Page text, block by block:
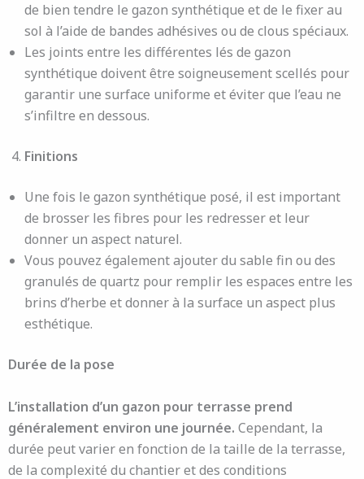
de bien tendre le gazon synthétique et de le fixer au
sol à l’aide de bandes adhésives ou de clous spéciaux.
Les joints entre les différentes lés de gazon
synthétique doivent être soigneusement scellés pour
garantir une surface uniforme et éviter que l’eau ne
s’infiltre en dessous.
Finitions
Une fois le gazon synthétique posé, il est important
de brosser les fibres pour les redresser et leur
donner un aspect naturel.
Vous pouvez également ajouter du sable fin ou des
granulés de quartz pour remplir les espaces entre les
brins d’herbe et donner à la surface un aspect plus
esthétique.
Durée de la pose
L’installation d’un gazon pour terrasse prend
généralement environ une journée. Cependant, la
durée peut varier en fonction de la taille de la terrasse,
de la complexité du chantier et des conditions